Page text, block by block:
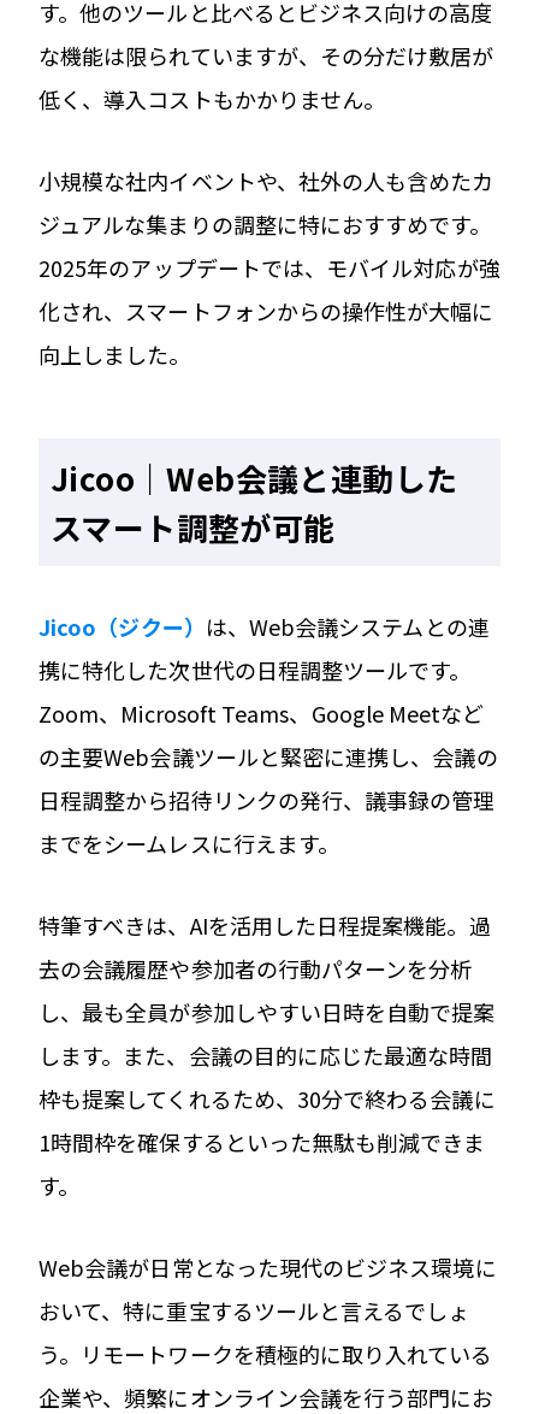
す。他のツールと比べるとビジネス向けの高度
な機能は限られていますが、その分だけ敷居が
低く、導入コストもかかりません。
小規模な社内イベントや、社外の人も含めたカ
ジュアルな集まりの調整に特におすすめです。
2025年のアップデートでは、モバイル対応が強
化され、スマートフォンからの操作性が大幅に
向上しました。
Jicoo｜Web会議と連動した
スマート調整が可能
Jicoo（ジクー） は、Web会議システムとの連
携に特化した次世代の日程調整ツールです。
Zoom、Microsoft Teams、Google Meetなど
の主要Web会議ツールと緊密に連携し、会議の
日程調整から招待リンクの発行、議事録の管理
までをシームレスに行えます。
特筆すべきは、AIを活用した日程提案機能。過
去の会議履歴や参加者の行動パターンを分析
し、最も全員が参加しやすい日時を自動で提案
します。また、会議の目的に応じた最適な時間
枠も提案してくれるため、30分で終わる会議に
1時間枠を確保するといった無駄も削減できま
す。
Web会議が日常となった現代のビジネス環境に
おいて、特に重宝するツールと言えるでしょ
う。リモートワークを積極的に取り入れている
企業や、頻繁にオンライン会議を行う部門にお